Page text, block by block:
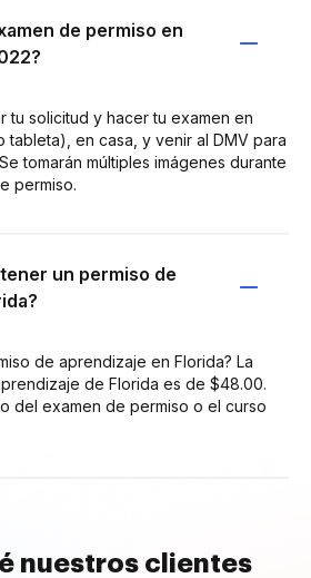
de permiso en
tu solicitud y hacer tu examen en
tableta), en casa, y venir al DMV para
tomarán múltiples imágenes durante
permiso.
un permiso de
de aprendizaje en Florida? La
de Florida es de $48.00.
del examen de permiso o el curso
nuestros clientes